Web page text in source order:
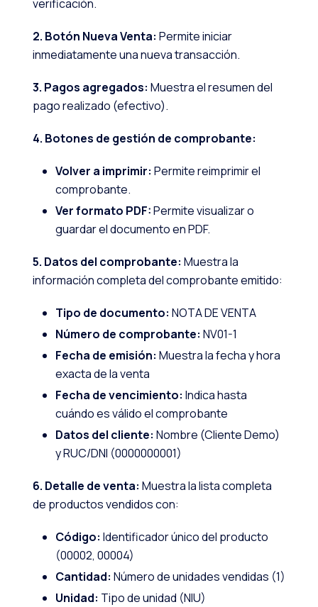
verificación.
2. Botón Nueva Venta: Permite iniciar
inmediatamente una nueva transacción.
3. Pagos agregados: Muestra el resumen del
pago realizado (efectivo).
4. Botones de gestión de comprobante:
Volver a imprimir: Permite reimprimir el
comprobante.
Ver formato PDF:Permite visualizar o
guardar el documento en PDF.
5. Datos del comprobante: Muestra la
información completa del comprobante emitido:
Tipo de documento: NOTA DE VENTA
Número de comprobante: NV01-1
Fecha de emisión: Muestra la fecha y hora
exacta de la venta
Fecha de vencimiento: Indica hasta
cuándo es válido el comprobante
Datos del cliente: Nombre (Cliente Demo)
y RUC/DNI (0000000001)
6. Detalle de venta: Muestra la lista completa
de productos vendidos con:
Código: Identificador único del producto
(00002, 00004)
Cantidad: Número de unidades vendidas (1)
Unidad: Tipo de unidad (NIU)